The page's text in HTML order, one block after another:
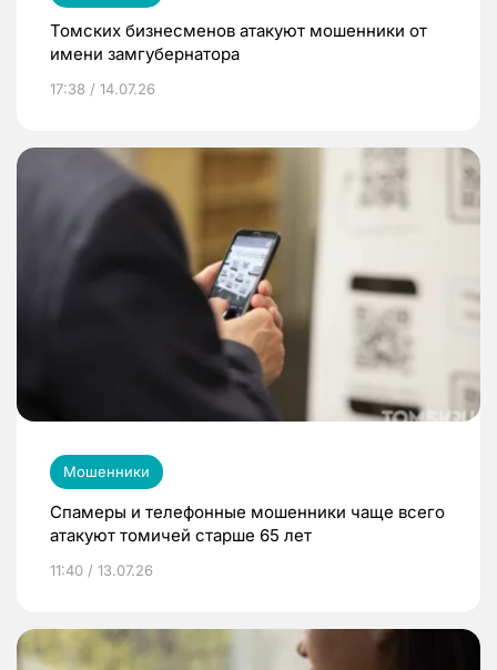
Томских бизнесменов атакуют мошенники от
имени замгубернатора
17:38 / 14.07.26
Мошенники
Спамеры и телефонные мошенники чаще всего
атакуют томичей старше 65 лет
11:40 / 13.07.26